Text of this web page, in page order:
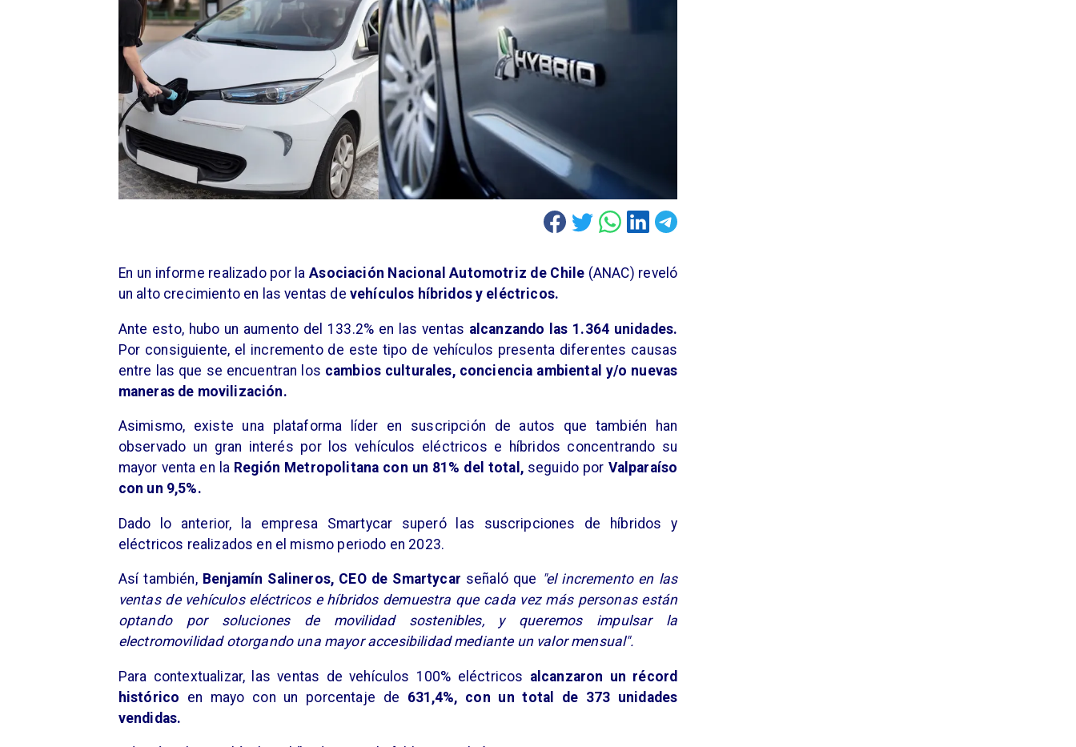
En un informe realizado por laAsociación Nacional Automotriz de Chile (ANAC) reveló
un alto crecimiento en las ventas de vehículos híbridos y eléctricos.
Ante esto, hubo un aumento del 133.2% en las ventas alcanzando las 1.364 unidades.
Por consiguiente, el incremento de este tipo de vehículos presenta diferentes causas
entre las que se encuentran los cambios culturales, conciencia ambiental y/o nuevas
maneras de movilización.
Asimismo, existe una plataforma líder en suscripción de autos que también han
observado un gran interés por los vehículos eléctricos e híbridos concentrando su
mayor venta en la Región Metropolitana con un 81% del total,seguido por Valparaíso
con un 9,5%.
Dado lo anterior, la empresa Smartycar superó las suscripciones de híbridos y
eléctricos realizados en el mismo periodo en 2023.
Así también, Benjamín Salineros, CEO de Smartycar señaló que "el incremento en las
ventas de vehículos eléctricos e híbridos demuestra que cada vez más personas están
optando por soluciones de movilidad sostenibles, y queremos impulsar la
electromovilidad otorgando una mayor accesibilidad mediante un valor mensual".
Para contextualizar, las ventas de vehículos 100% eléctricos alcanzaron un récord
histórico en mayo con un porcentaje de 631,4%, con un total de 373 unidades
vendidas.